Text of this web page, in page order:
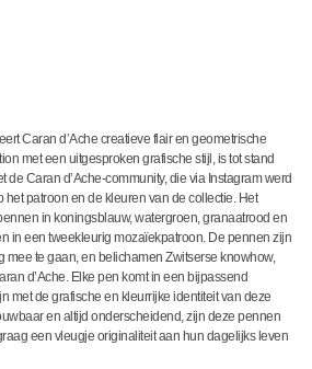
Caran d’Ache creatieve flair en geometrische
met een uitgesproken grafische stijl, is tot stand
Caran d’Ache-community, die via Instagram werd
patroon en de kleuren van de collectie. Het
in koningsblauw, watergroen, granaatrood en
in een tweekleurig mozaïekpatroon. De pennen zijn
mee te gaan, en belichamen Zwitserse knowhow,
d’Ache. Elke pen komt in een bijpassend
met de grafische en kleurrijke identiteit van deze
en altijd onderscheidend, zijn deze pennen
een vleugje originaliteit aan hun dagelijks leven